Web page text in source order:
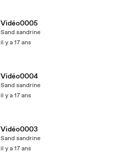
Vidéo0005
Sand sandrine
il y a 17 ans
Vidéo0004
Sand sandrine
il y a 17 ans
Vidéo0003
Sand sandrine
il y a 17 ans